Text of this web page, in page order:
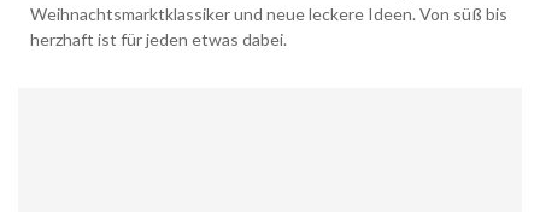
Weihnachtsmarktklassiker und neue leckere Ideen. Von süß bis
herzhaft ist für jeden etwas dabei.